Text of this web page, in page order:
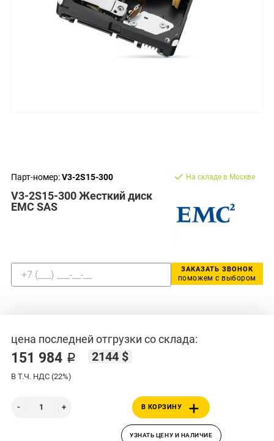
Парт-номер:V3-2S15-300
V3-2S15-300 Жесткий диск
EMC SAS
На складе в Москве
ЗАКАЗАТЬ ЗВОНОК
поможем с выбором
цена последней отгрузки со склада:
151 984 ₽ 2144 $
В Т.Ч. НДС (22%)
В КОРЗИНУ
УЗНАТЬ ЦЕНУ И НАЛИЧИЕ